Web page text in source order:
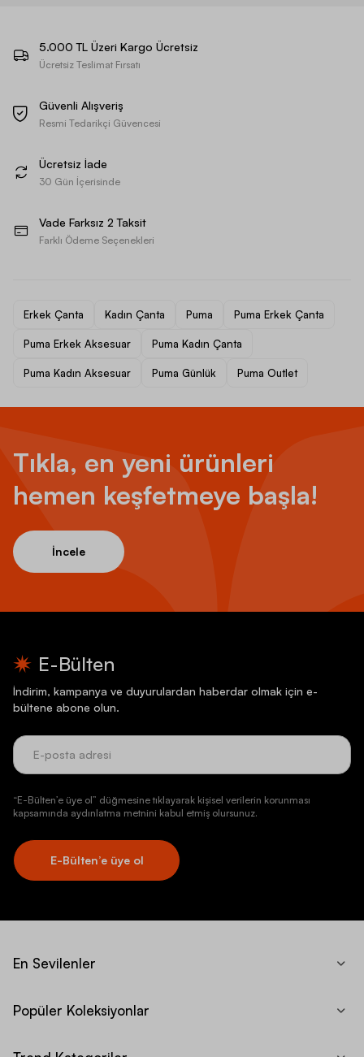
5.000 TL Üzeri Kargo Ücretsiz
Ücretsiz Teslimat Fırsatı
Güvenli Alışveriş
Resmi Tedarikçi Güvencesi
Ücretsiz İade
30 Gün İçerisinde
Vade Farksız 2 Taksit
Farklı Ödeme Seçenekleri
Erkek Çanta Kadın Çanta Puma Puma Erkek Çanta
Puma Erkek Aksesuar Puma Kadın Çanta
Puma Kadın Aksesuar Puma Günlük Puma Outlet
Tıkla, en yeni ürünleri
hemen keşfetmeye başla!
İncele
E-Bülten
İndirim, kampanya ve duyurulardan haberdar olmak için e-
bültene abone olun.
“E-Bülten’e üye ol” düğmesine tıklayarak kişisel verilerin korunması
kapsamında aydınlatma metnini kabul etmiş olursunuz.
E-Bülten’e üye ol
En Sevilenler
Popüler Koleksiyonlar